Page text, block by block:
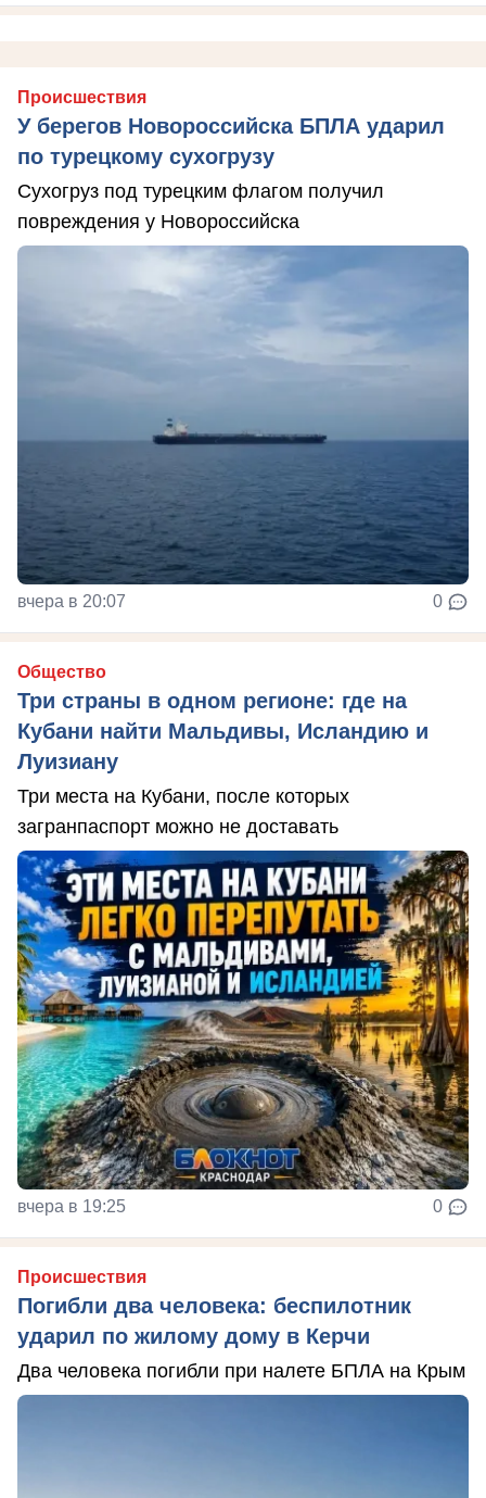
Происшествия
У берегов Новороссийска БПЛА ударил
по турецкому сухогрузу
Сухогруз под турецким флагом получил
повреждения у Новороссийска
вчера в 20:07 0
Общество
Три страны в одном регионе: где на
Кубани найти Мальдивы, Исландию и
Луизиану
Три места на Кубани, после которых
загранпаспорт можно не доставать
вчера в 19:25 0
Происшествия
Погибли два человека: беспилотник
ударил по жилому дому в Керчи
Два человека погибли при налете БПЛА на Крым